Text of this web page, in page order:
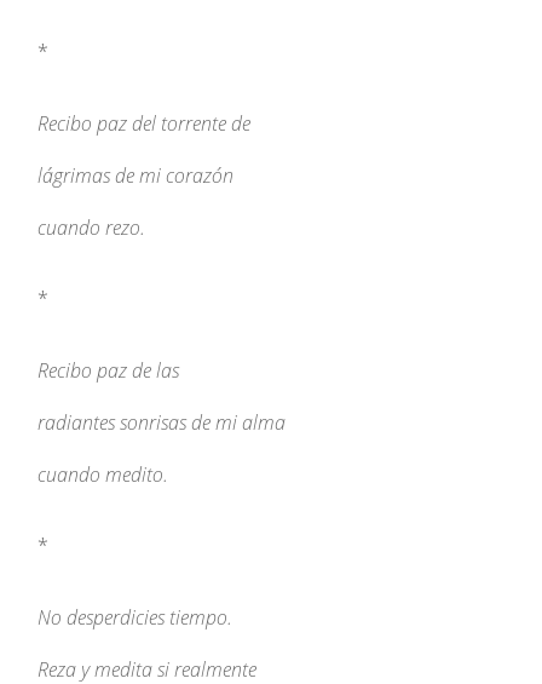
*
Recibo paz del torrente de
lágrimas de mi corazón
cuando rezo.
*
Recibo paz de las
radiantes sonrisas de mi alma
cuando medito.
*
No desperdicies tiempo.
Reza y medita si realmente